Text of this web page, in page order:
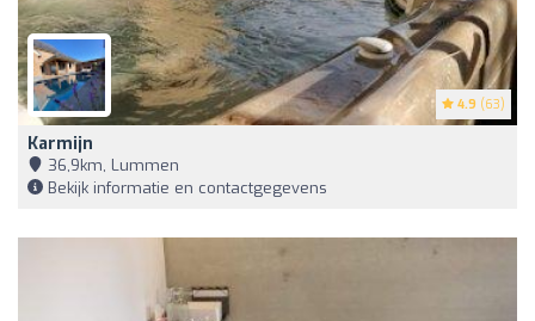
4.9 (63)
Karmijn
36,9km, Lummen
Bekijk informatie en contactgegevens